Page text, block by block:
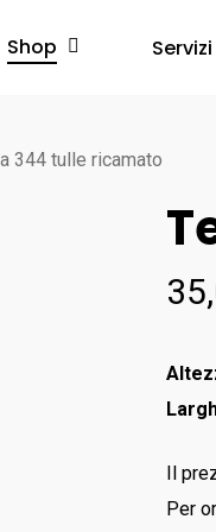
Shop Servizi
344 tulle ricamato
Il
Per